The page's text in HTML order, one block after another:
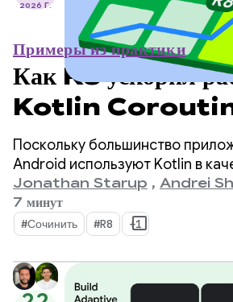
2026 Г.
Примеры из практики
Как R8 ускорил
Kotlin
Android в 2 раза
Поскольку большинство
Android используют Kotlin в
языка программирования,
kotlinx.coroutines стала де-
для асинхронного
библиотека предлагает
структурированный способ
параллельными потоками,
Jonathan Starup , Andrei
7 минут
#Сочинить #R8 +1